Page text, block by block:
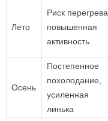
Лето
Риск перегрева,
повышенная
активность
Осень
Постепенное
похолодание,
усиленная
линька